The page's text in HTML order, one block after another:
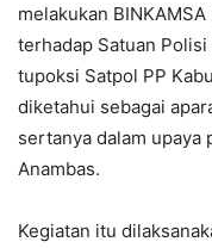
melakukan
terhadap Satuan
tupoksi Satpol PP
diketahui sebagai
sertanya dalam upaya
Anambas.
Kegiatan itu